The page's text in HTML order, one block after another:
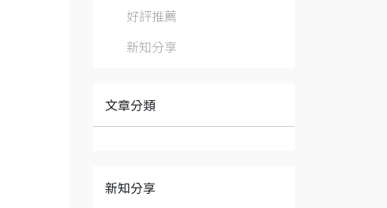
好評推薦
新知分享
文章分類
新知分享